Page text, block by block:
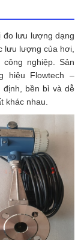
đo lưu lượng dạng
lưu lượng của hơi,
nghiệp. Sản
hiệu Flowtech –
định, bền bỉ và dễ
khác nhau.